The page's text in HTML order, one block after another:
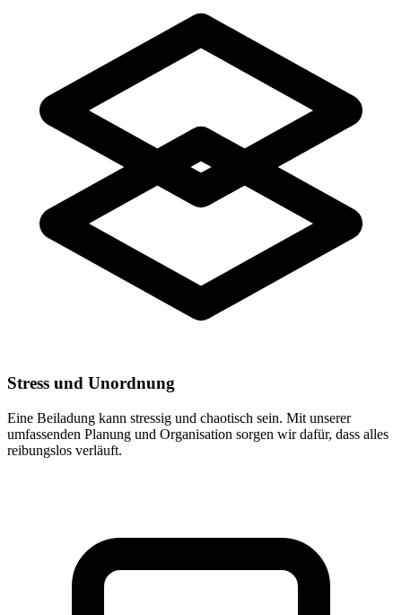
Stress und Unordnung
Eine Beiladung kann stressig und chaotisch sein. Mit unserer
umfassenden Planung und Organisation sorgen wir dafür, dass alles
reibungslos verläuft.